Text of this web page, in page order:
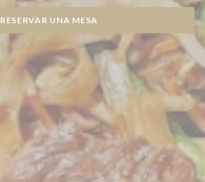
RESERVAR UNA MESA